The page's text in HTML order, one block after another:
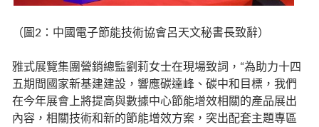
（圖2：中國電子節能技術協會呂天文秘書長致辭）
雅式展覽集團營銷總監劉莉女士在現場致詞，“為助力十四
五期間國家新基建建設，響應碳達峰、碳中和目標，我們
在今年展會上將提高與數據中心節能增效相關的產品展出
內容，相關技術和新的節能增效方案，突出配套主題專區